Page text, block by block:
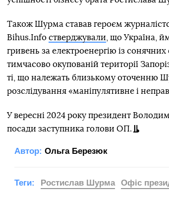
Також Шурма ставав героєм
Bihus.Info стверджували , що Україна,
гривень за електроенергію із
тимчасово окупованій території
ті, що належать близькому оточенню
розслідування «маніпулятивне і
У вересні 2024 року президент
посади заступника голови ОП.
Автор: Ольга Березюк
Теги: Ростислав Шурма Офіс